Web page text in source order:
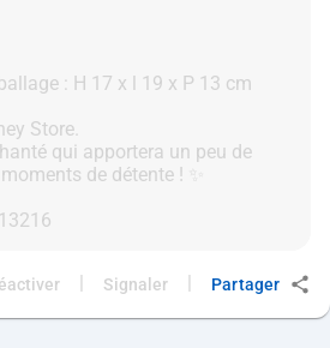
: H 17 x l 19 x P 13 cm
Store.
qui apportera un peu de
de détente ! ✨
Signaler Partager